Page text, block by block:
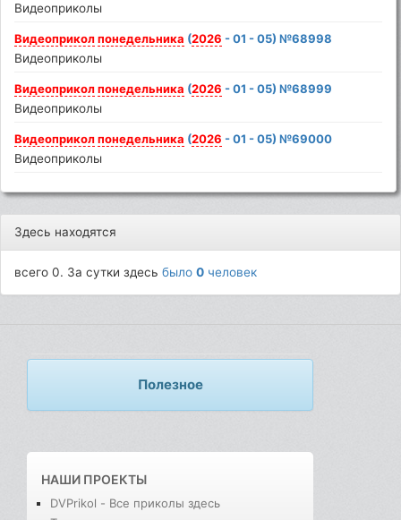
Видеоприколы
Видеоприкол понедельника (2026 - 01 - 05) №68998
Видеоприколы
Видеоприкол понедельника (2026 - 01 - 05) №68999
Видеоприколы
Видеоприкол понедельника (2026 - 01 - 05) №69000
Видеоприколы
Здесь находятся
всего 0. За сутки здесьбыло0 человек
Полезное
НАШИ ПРОЕКТЫ
DVPrikol - Все приколы здесь